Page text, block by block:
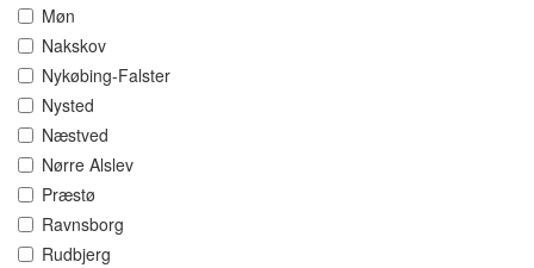
Møn
Nakskov
Nykøbing-Falster
Nysted
Næstved
Nørre Alslev
Præstø
Ravnsborg
Rudbjerg